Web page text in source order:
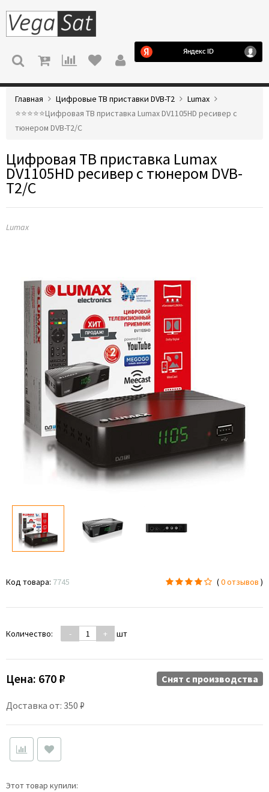
МЕНЮ
Главная Цифровые ТВ приставки DVB-T2
Lumax
⭐️⭐️⭐️⭐️⭐️Цифровая ТВ приставка Lumax DV1105HD ресивер с
тюнером DVB-T2/C
Цифровая ТВ приставка Lumax
DV1105HD ресивер с тюнером DVB-
T2/C
Lumax
Код товара: 7745 (0 отзывов )
Количество: - + шт
Цена: 670 ₽
Доставка от: 350 ₽
Снят c производства
Этот товар купили: